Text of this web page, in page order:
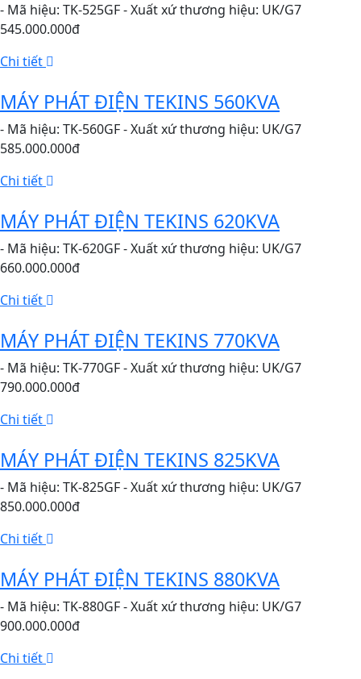
- Mã hiệu: TK-525GF - Xuất xứ thương hiệu: UK/G7
545.000.000đ
Chi tiết
MÁY PHÁT ĐIỆN TEKINS 560KVA
- Mã hiệu: TK-560GF - Xuất xứ thương hiệu: UK/G7
585.000.000đ
Chi tiết
MÁY PHÁT ĐIỆN TEKINS 620KVA
- Mã hiệu: TK-620GF - Xuất xứ thương hiệu: UK/G7
660.000.000đ
Chi tiết
MÁY PHÁT ĐIỆN TEKINS 770KVA
- Mã hiệu: TK-770GF - Xuất xứ thương hiệu: UK/G7
790.000.000đ
Chi tiết
MÁY PHÁT ĐIỆN TEKINS 825KVA
- Mã hiệu: TK-825GF - Xuất xứ thương hiệu: UK/G7
850.000.000đ
Chi tiết
MÁY PHÁT ĐIỆN TEKINS 880KVA
- Mã hiệu: TK-880GF - Xuất xứ thương hiệu: UK/G7
900.000.000đ
Chi tiết